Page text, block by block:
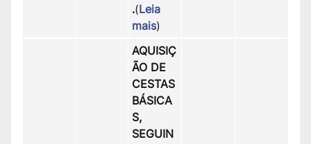
.(Leia
mais)
AQUISIÇ
ÃO DE
CESTAS
BÁSICA
S,
SEGUIN